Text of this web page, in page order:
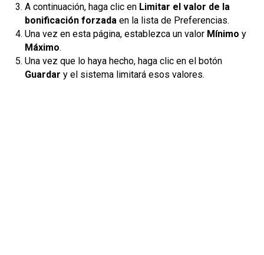
A continuación, haga clic en Limitar el valor de la
bonificación forzada en la lista de Preferencias.
Una vez en esta página, establezca un valor Mínimo y
Máximo.
Una vez que lo haya hecho, haga clic en el botón
Guardar y el sistema limitará esos valores.